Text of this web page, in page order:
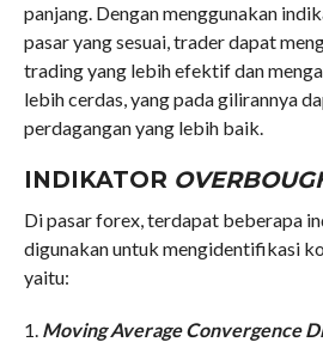
panjang. Dengan menggunakan
pasar yang sesuai, trader dapat
trading yang lebih efektif dan
lebih cerdas, yang pada gilirannya
perdagangan yang lebih baik.
INDIKATOR
Di pasar forex, terdapat beberapa
digunakan untuk mengidentifikasi
yaitu:
1. Moving Average Convergence